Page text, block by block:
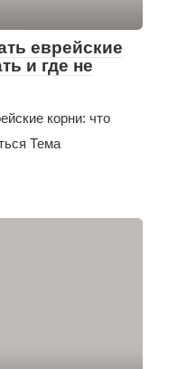
еврейские
и где не
корни: что
Тема